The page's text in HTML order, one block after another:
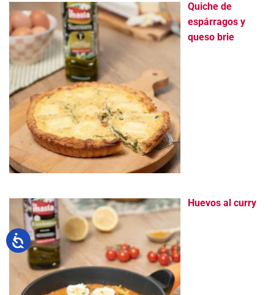
Quiche de
espárragos y
queso brie
Huevos al curry